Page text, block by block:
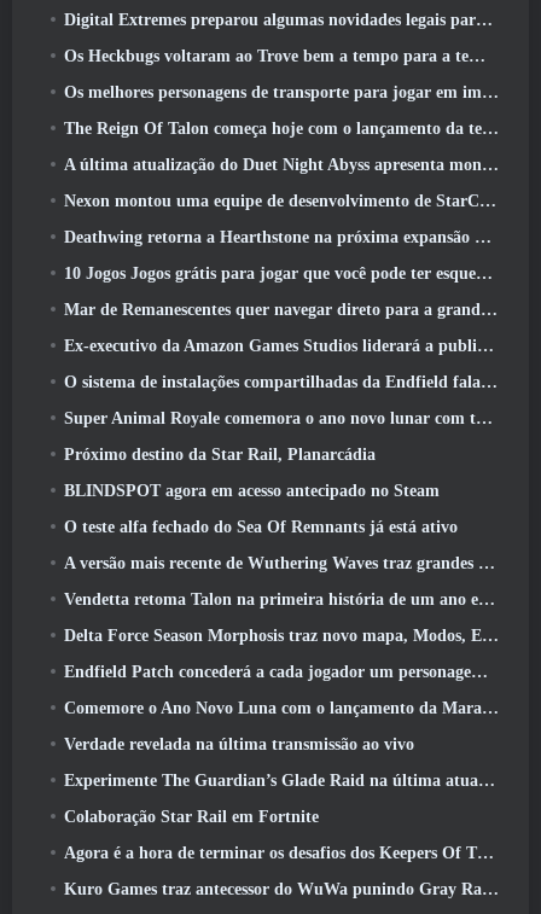
Digital Extremes preparou algumas novidades legais para comemorar o ano novo lunar no Warframe
Os Heckbugs voltaram ao Trove bem a tempo para a temporada do amor
Os melhores personagens de transporte para jogar em impasse
The Reign Of Talon começa hoje com o lançamento da temporada Overwatch 1: Conquista
A última atualização do Duet Night Abyss apresenta montagens
Nexon montou uma equipe de desenvolvimento de StarCraft Shooter de acordo com relatório do canal coreano
Deathwing retorna a Hearthstone na próxima expansão do Cataclismo
10 Jogos Jogos grátis para jogar que você pode ter esquecido que estão participando do PvP Fest do Steam
Mar de Remanescentes quer navegar direto para a grandeza
Ex-executivo da Amazon Games Studios liderará a publicação ocidental da Aion 2
O sistema de instalações compartilhadas da Endfield fala sobre os jogadores
Super Animal Royale comemora o ano novo lunar com três semanas de eventos de super cavalos
Próximo destino da Star Rail, Planarcádia
BLINDSPOT agora em acesso antecipado no Steam
O teste alfa fechado do Sea Of Remnants já está ativo
A versão mais recente de Wuthering Waves traz grandes quedas de conhecimento e mudanças na qualidade de vida
Vendetta retoma Talon na primeira história de um ano em Overwatch (Não “2”, A Blizzard está abandonando isso)
Delta Force Season Morphosis traz novo mapa, Modos, E melhorias solicitadas pelos jogadores
Endfield Patch concederá a cada jogador um personagem seis estrelas grátis de sua escolha
Comemore o Ano Novo Luna com o lançamento da Maravilha de Inverno de Palia: Atualização de Ano Novo de Riffrocin
Verdade revelada na última transmissão ao vivo
Experimente The Guardian’s Glade Raid na última atualização de Guild Wars 2 começando hoje
Colaboração Star Rail em Fortnite
Agora é a hora de terminar os desafios dos Keepers Of The Flame no Path Of Exile durante o Legacy Of Phrecia
Kuro Games traz antecessor do WuWa punindo Gray Raven para o Steam